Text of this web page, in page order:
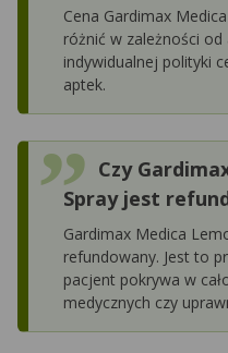
Cena Gardimax
różnić w zależności
indywidualnej polityki
aptek.
Czy
Spray jest
Gardimax Medica
refundowany. Jest to
pacjent pokrywa w
medycznych czy